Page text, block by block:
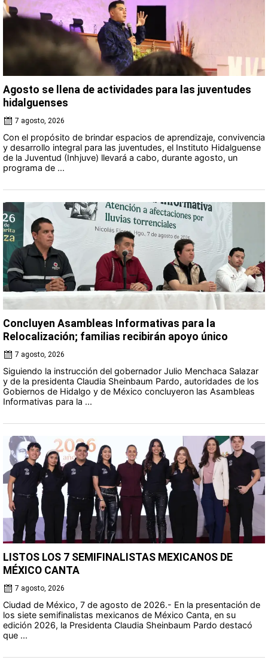
Agosto se llena de actividades para las juventudes
hidalguenses
7 agosto, 2026
Con el propósito de brindar espacios de aprendizaje, convivencia
y desarrollo integral para las juventudes, el Instituto Hidalguense
de la Juventud (Inhjuve) llevará a cabo, durante agosto, un
programa de ...
Concluyen Asambleas Informativas para la
Relocalización; familias recibirán apoyo único
7 agosto, 2026
Siguiendo la instrucción del gobernador Julio Menchaca Salazar
y de la presidenta Claudia Sheinbaum Pardo, autoridades de los
Gobiernos de Hidalgo y de México concluyeron las Asambleas
Informativas para la ...
LISTOS LOS 7 SEMIFINALISTAS MEXICANOS DE
MÉXICO CANTA
7 agosto, 2026
Ciudad de México, 7 de agosto de 2026.- En la presentación de
los siete semifinalistas mexicanos de México Canta, en su
edición 2026, la Presidenta Claudia Sheinbaum Pardo destacó
que ...